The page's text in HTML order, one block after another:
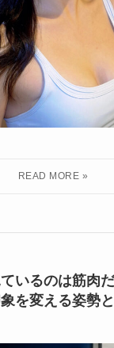
いるのは筋肉
を変える姿勢